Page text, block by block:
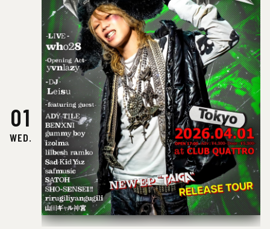
01
WED.